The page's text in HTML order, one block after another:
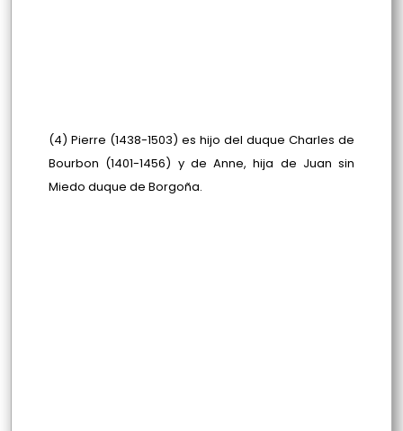
(4) Pierre (1438-1503) es hijo del duque Charles de
Bourbon (1401-1456) y de Anne, hija de Juan sin
Miedo duque de Borgoña.